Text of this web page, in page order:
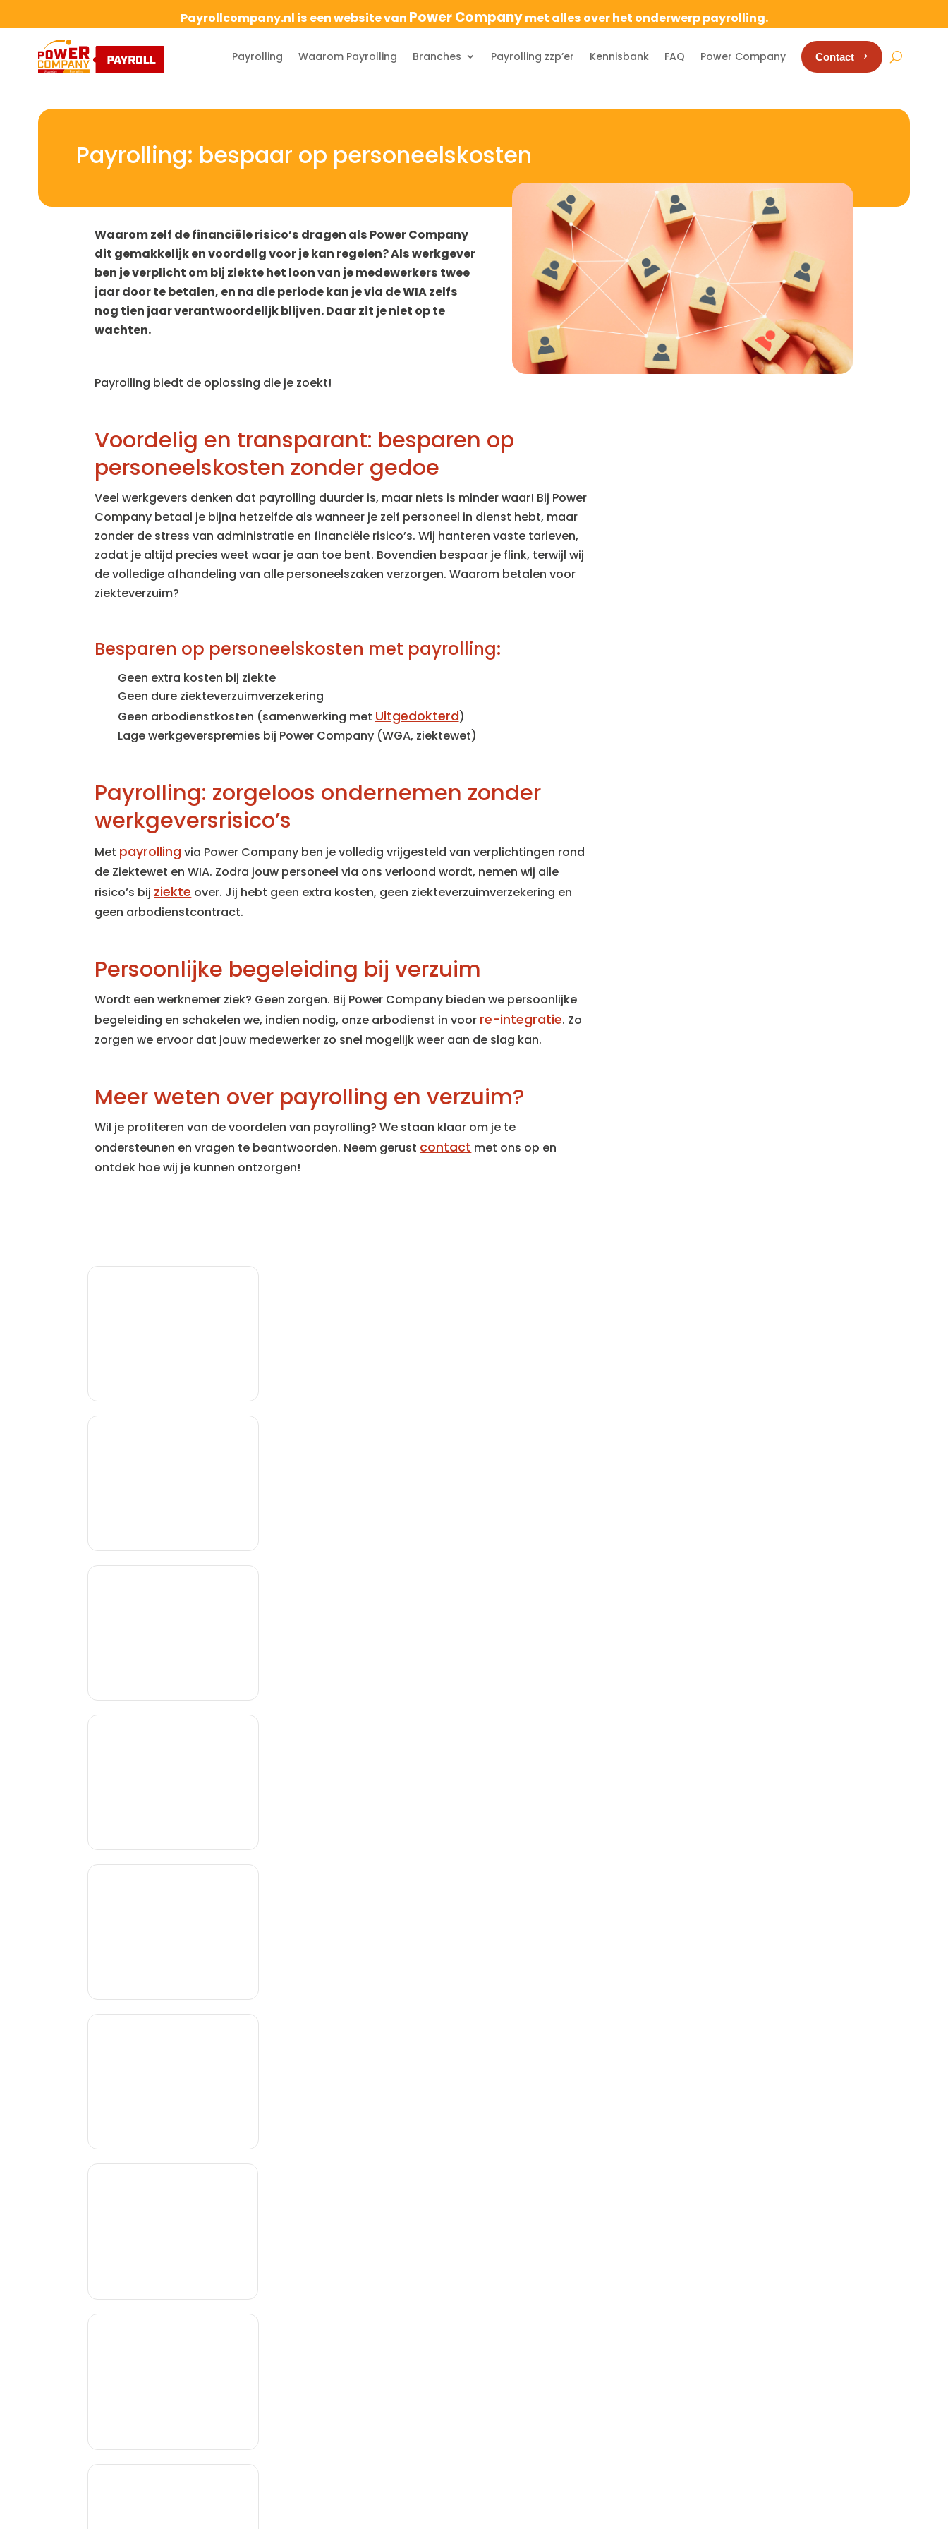
Payrollcompany.nl is een website van Power Companymet alles over het onderwerp payrolling.
Payrolling Waarom Payrolling Branches Payrolling zzp’er Kennisbank FAQ Power Company Contact
Payrolling: bespaar op personeelskosten
Waarom zelf de financiële risico’s dragen als Power Company
dit gemakkelijk en voordelig voor je kan regelen? Als werkgever
ben je verplicht om bij ziekte het loon van je medewerkers twee
jaar door te betalen, en na die periode kan je via de WIA zelfs
nog tien jaar verantwoordelijk blijven. Daar zit je niet op te
wachten.
Payrolling biedt de oplossing die je zoekt!
Voordelig en transparant: besparen op
personeelskosten zonder gedoe
Veel werkgevers denken dat payrolling duurder is, maar niets is minder waar! Bij Power
Company betaal je bijna hetzelfde als wanneer je zelf personeel in dienst hebt, maar
zonder de stress van administratie en financiële risico’s. Wij hanteren vaste tarieven,
zodat je altijd precies weet waar je aan toe bent. Bovendien bespaar je flink, terwijl wij
de volledige afhandeling van alle personeelszaken verzorgen. Waarom betalen voor
ziekteverzuim?
Besparen op personeelskosten met payrolling:
Geen extra kosten bij ziekte
Geen dure ziekteverzuimverzekering
Geen arbodienstkosten (samenwerking met Uitgedokterd)
Lage werkgeverspremies bij Power Company (WGA, ziektewet)
Payrolling: zorgeloos ondernemen zonder
werkgeversrisico’s
Met payrolling via Power Company ben je volledig vrijgesteld van verplichtingen rond
de Ziektewet en WIA. Zodra jouw personeel via ons verloond wordt, nemen wij alle
risico’s bij ziekte over. Jij hebt geen extra kosten, geen ziekteverzuimverzekering en
geen arbodienstcontract.
Persoonlijke begeleiding bij verzuim
Wordt een werknemer ziek? Geen zorgen. Bij Power Company bieden we persoonlijke
begeleiding en schakelen we, indien nodig, onze arbodienst in voor re-integratie. Zo
zorgen we ervoor dat jouw medewerker zo snel mogelijk weer aan de slag kan.
Meer weten over payrolling en verzuim?
Wil je profiteren van de voordelen van payrolling? We staan klaar om je te
ondersteunen en vragen te beantwoorden. Neem gerust contact met ons op en
ontdek hoe wij je kunnen ontzorgen!